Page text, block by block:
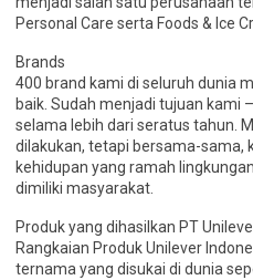
Personal Care serta Foods & Ice
Brands
400 brand kami di seluruh dunia
baik. Sudah menjadi tujuan kami
selama lebih dari seratus tahun.
dilakukan, tetapi bersama-sama,
kehidupan yang ramah
dimiliki masyarakat.
Produk yang dihasilkan PT
Rangkaian Produk Unilever
ternama yang disukai di dunia